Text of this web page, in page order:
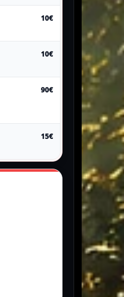
10€
10€
90€
15€